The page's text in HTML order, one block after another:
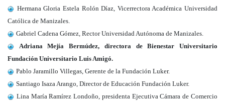
Hermana Gloria Estela Rolón Díaz, Vicerrectora Académica Universidad
Católica de Manizales.
Gabriel Cadena Gómez, Rector Universidad Autónoma de Manizales.
Adriana Mejía Bermúdez, directora de Bienestar Universitario
Fundación Universitario Luis Amigó.
Pablo Jaramillo Villegas, Gerente de la Fundación Luker.
Santiago Isaza Arango, Director de Educación Fundación Luker.
Lina María Ramírez Londoño, presidenta Ejecutiva Cámara de Comercio